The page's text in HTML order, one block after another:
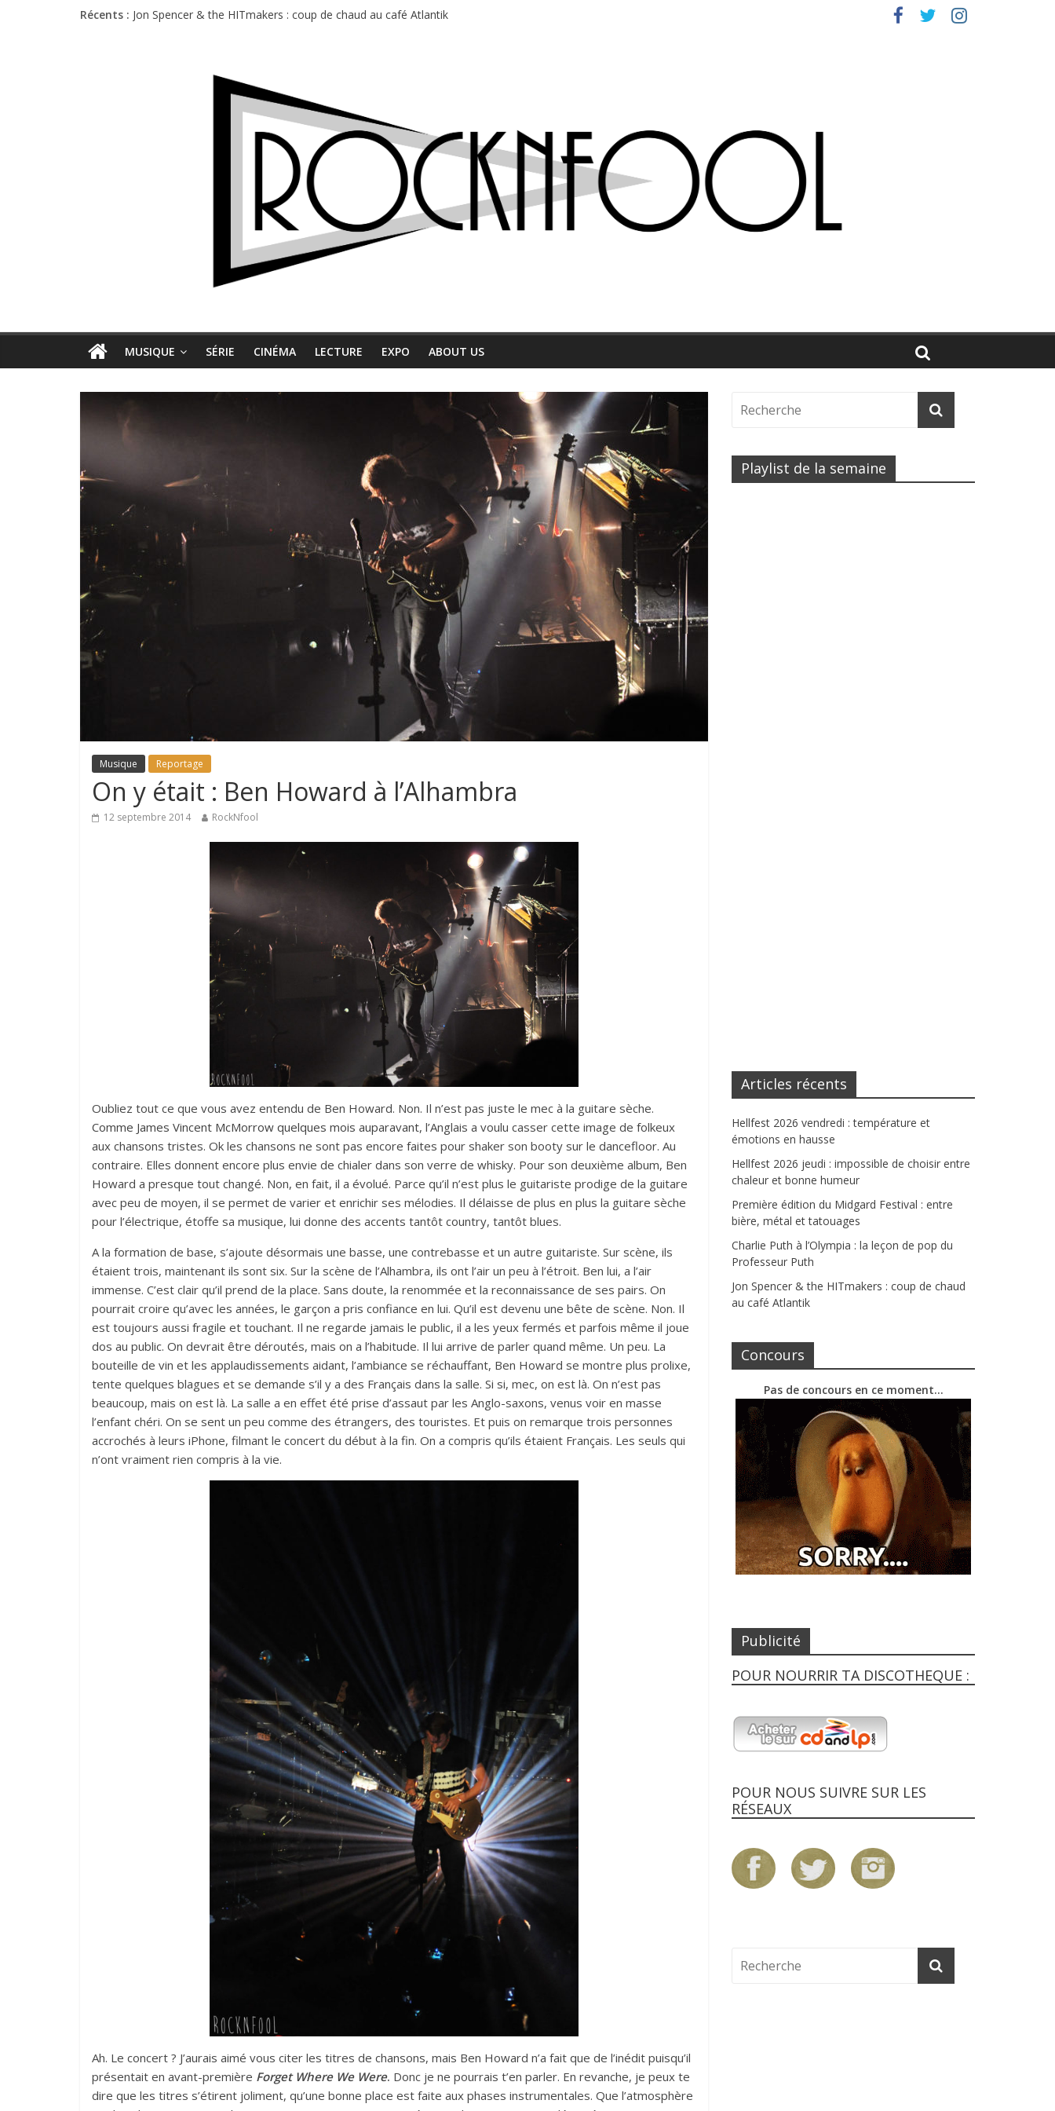
Récents : Jon Spencer & the HITmakers : coup de chaud au café Atlantik
Charlie Puth à l’Olympia : la leçon de pop du Professeur Puth
MUSIQUE SÉRIE CINÉMA LECTURE EXPO ABOUT US
Musique Reportage
On y était : Ben Howard à l’Alhambra
12 septembre 2014 RockNfool
Oubliez tout ce que vous avez entendu de Ben Howard. Non. Il n’est pas juste le mec à la guitare sèche.
Comme James Vincent McMorrow quelques mois auparavant, l’Anglais a voulu casser cette image de folkeux
aux chansons tristes. Ok les chansons ne sont pas encore faites pour shaker son booty sur le dancefloor. Au
contraire. Elles donnent encore plus envie de chialer dans son verre de whisky. Pour son deuxième album, Ben
Howard a presque tout changé. Non, en fait, il a évolué. Parce qu’il n’est plus le guitariste prodige de la guitare
avec peu de moyen, il se permet de varier et enrichir ses mélodies. Il délaisse de plus en plus la guitare sèche
pour l’électrique, étoffe sa musique, lui donne des accents tantôt country, tantôt blues.
A la formation de base, s’ajoute désormais une basse, une contrebasse et un autre guitariste. Sur scène, ils
étaient trois, maintenant ils sont six. Sur la scène de l’Alhambra, ils ont l’air un peu à l’étroit. Ben lui, a l’air
immense. C’est clair qu’il prend de la place. Sans doute, la renommée et la reconnaissance de ses pairs. On
pourrait croire qu’avec les années, le garçon a pris confiance en lui. Qu’il est devenu une bête de scène. Non. Il
est toujours aussi fragile et touchant. Il ne regarde jamais le public, il a les yeux fermés et parfois même il joue
dos au public. On devrait être déroutés, mais on a l’habitude. Il lui arrive de parler quand même. Un peu. La
bouteille de vin et les applaudissements aidant, l’ambiance se réchauffant, Ben Howard se montre plus prolixe,
tente quelques blagues et se demande s’il y a des Français dans la salle. Si si, mec, on est là. On n’est pas
beaucoup, mais on est là. La salle a en effet été prise d’assaut par les Anglo-saxons, venus voir en masse
l’enfant chéri. On se sent un peu comme des étrangers, des touristes. Et puis on remarque trois personnes
accrochés à leurs iPhone, filmant le concert du début à la fin. On a compris qu’ils étaient Français. Les seuls qui
n’ont vraiment rien compris à la vie.
Ah. Le concert ? J’aurais aimé vous citer les titres de chansons, mais Ben Howard n’a fait que de l’inédit puisqu’il
présentait en avant-première Forget Where We Were. Donc je ne pourrais t’en parler. En revanche, je peux te
dire que les titres s’étirent joliment, qu’une bonne place est faite aux phases instrumentales. Que l’atmosphère
Playlist de la semaine
Articles récents
Hellfest 2026 vendredi : température et
émotions en hausse
Hellfest 2026 jeudi : impossible de choisir entre
chaleur et bonne humeur
Première édition du Midgard Festival : entre
bière, métal et tatouages
Charlie Puth à l’Olympia : la leçon de pop du
Professeur Puth
Jon Spencer & the HITmakers : coup de chaud
au café Atlantik
Concours
Pas de concours en ce moment…
Publicité
POUR NOURRIR TA DISCOTHEQUE :
POUR NOUS SUIVRE SUR LES
RÉSEAUX